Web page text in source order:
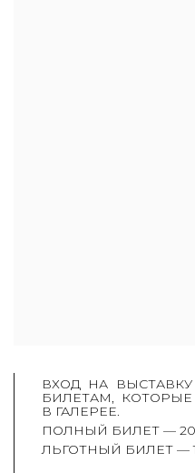
ВХОД НА
БИЛЕТАМ,
В ГАЛЕРЕЕ.
ПОЛНЫЙ БИЛЕТ —
ЛЬГОТНЫЙ БИЛЕТ —